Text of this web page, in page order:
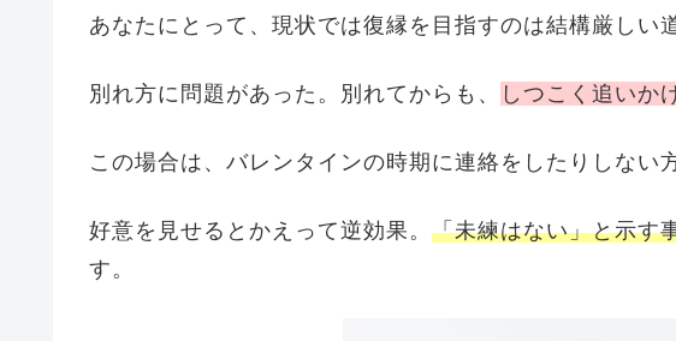
あなたにとって、現状では復縁を目指すのは結構厳しい
別れ方に問題があった。別れてからも、 しつこく追いか
この場合は、バレンタインの時期に連絡をしたりしない
好意を見せるとかえって逆効果。 「未練はない」と示す
す。